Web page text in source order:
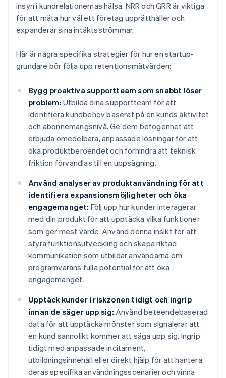
insyn i kundrelationernas hälsa. NRR och GRR är viktiga
för att mäta hur väl ett företag upprätthåller och
expanderar sina intäktsströmmar.
Här är några specifika strategier för hur en startup-
grundare bör följa upp retentionsmätvärden:
Bygg proaktiva supportteam som snabbt löser
problem: Utbilda dina supportteam för att
identifiera kundbehov baserat på en kunds aktivitet
och abonnemangsnivå. Ge dem befogenhet att
erbjuda omedelbara, anpassade lösningar för att
öka produktberoendet och förhindra att teknisk
friktion förvandlas till en uppsägning.
Använd analyser av produktanvändning för att
identifiera expansionsmöjligheter och öka
engagemanget: Följ upp hur kunder interagerar
med din produkt för att upptäcka vilka funktioner
som ger mest värde. Använd denna insikt för att
styra funktionsutveckling och skapa riktad
kommunikation som utbildar användarna om
programvarans fulla potential för att öka
engagemanget.
Upptäck kunder i riskzonen tidigt och ingrip
innan de säger upp sig: Använd beteendebaserad
data för att upptäcka mönster som signalerar att
en kund sannolikt kommer att säga upp sig. Ingrip
tidigt med anpassade incitament,
utbildningsinnehåll eller direkt hjälp för att hantera
deras specifika användningsscenarier och vinna